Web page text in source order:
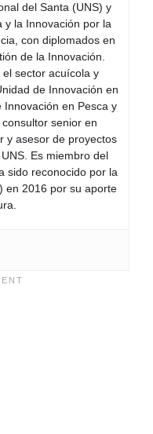
del Santa (UNS) y
y la Innovación por la
con diplomados en
de la Innovación.
sector acuícola y
de Innovación en
Innovación en Pesca y
senior en
y asesor de proyectos
Es miembro del
sido reconocido por la
en 2016 por su aporte